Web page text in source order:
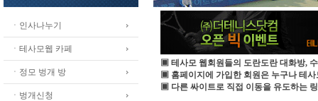
ㆍ인사나누기
ㆍ테사모웹 카페
ㆍ정모 벙개 방
ㆍ벙개신청
▣ 테사모 웹회원들의 도란도란 대화방,
▣ 홈페이지에 가입한 회원은 누구나 테
▣ 다른 싸이트로 직접 이동을 유도하는